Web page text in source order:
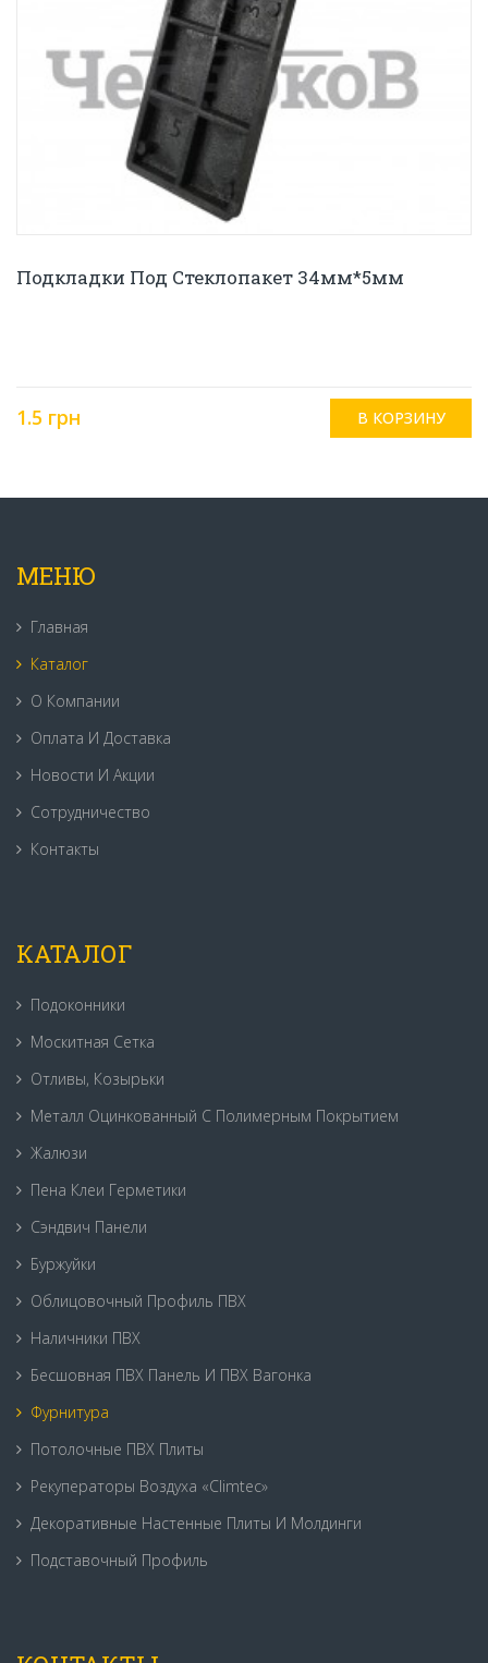
Подкладки Под Стеклопакет 34мм*5мм
1.5 грн
МЕНЮ
Главная
Каталог
О Компании
Оплата И Доставка
Новости И Акции
Сотрудничество
Контакты
КАТАЛОГ
Подоконники
Москитная Сетка
Отливы, Козырьки
Металл Оцинкованный С Полимерным Покрытием
Жалюзи
Пена Клеи Герметики
Сэндвич Панели
Буржуйки
Облицовочный Профиль ПВХ
Наличники ПВХ
Бесшовная ПВХ Панель И ПВХ Вагонка
Фурнитура
Потолочные ПВХ Плиты
Рекуператоры Воздуха «Climtec»
Декоративные Настенные Плиты И Молдинги
Подставочный Профиль